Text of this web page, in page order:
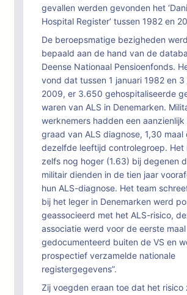
gevallen werden gevonden het
Hospital Register’ tussen 1982 en
De beroepsmatige bezigheden
bepaald aan de hand van de
Deense Nationaal Pensioenfonds.
vond dat tussen 1 januari 1982 en
2009, er 3.650 gehospitaliseerde
waren van ALS in Denemarken.
werknemers hadden een
graad van ALS diagnose, 1,30 maal
dezelfde leeftijd controlegroep. Het
zelfs nog hoger (1.63) bij degenen
militair dienden in de tien jaar
hun ALS-diagnose. Het team
bij het leger in Denemarken werd
geassocieerd met het ALS-risico,
associatie werd voor de eerste maal
gedocumenteerd buiten de VS en
prospectief verzamelde nationale
registergegevens”.
Zij voegden eraan toe dat het risico